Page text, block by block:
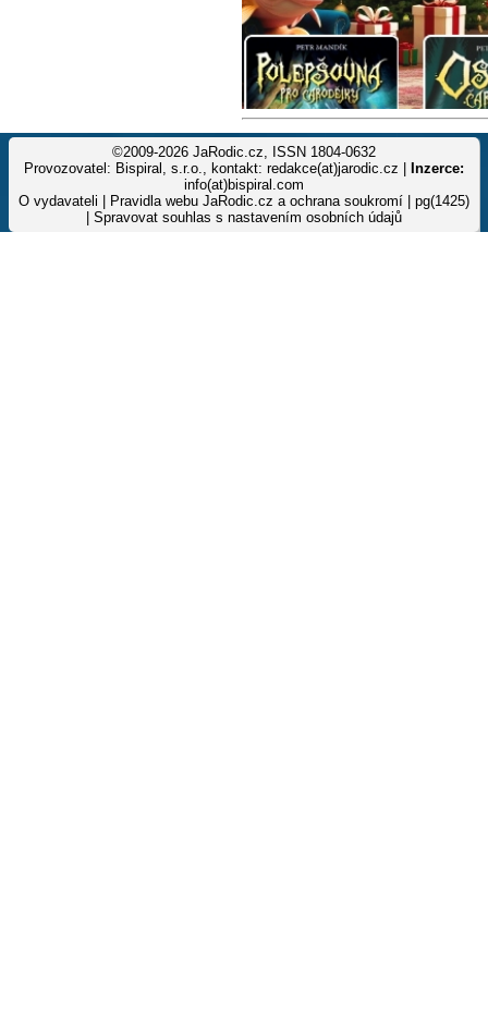
©2009-2026 JaRodic.cz, ISSN 1804-0632
Provozovatel: Bispiral, s.r.o., kontakt: redakce(at)jarodic.cz |
Inzerce:
info(at)bispiral.com
O vydavateli
Pravidla webu JaRodic.cz a ochrana soukromí | pg(1425)
Spravovat souhlas s nastavením osobních údajů